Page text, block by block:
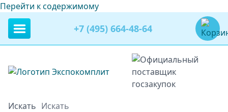
Перейти к содержимому
+7 (495) 664-48-64
Искать